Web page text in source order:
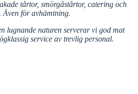
tårtor, smörgåstårtor, catering och
Även för avhämtning.
lugnande naturen serverar vi god mat
service av trevlig personal.